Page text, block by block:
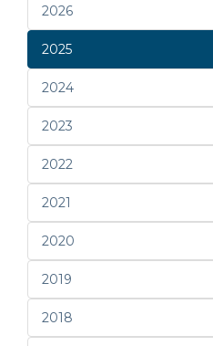
2026
2025
2024
2023
2022
2021
2020
2019
2018